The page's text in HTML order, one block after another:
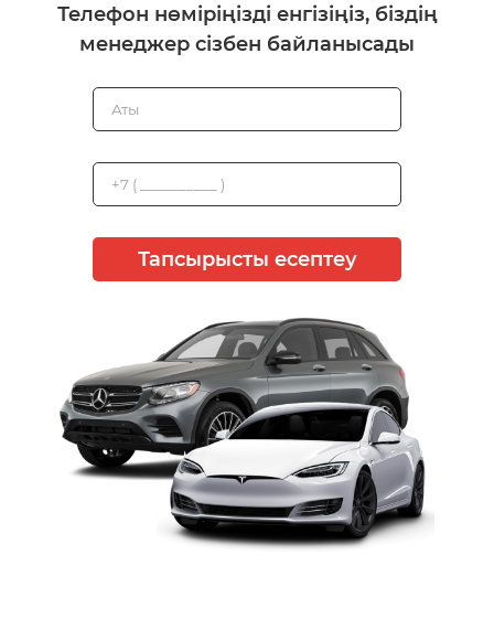
Телефон нөміріңізді енгізіңіз, біздің
менеджер сізбен байланысады
Тапсырысты есептеу